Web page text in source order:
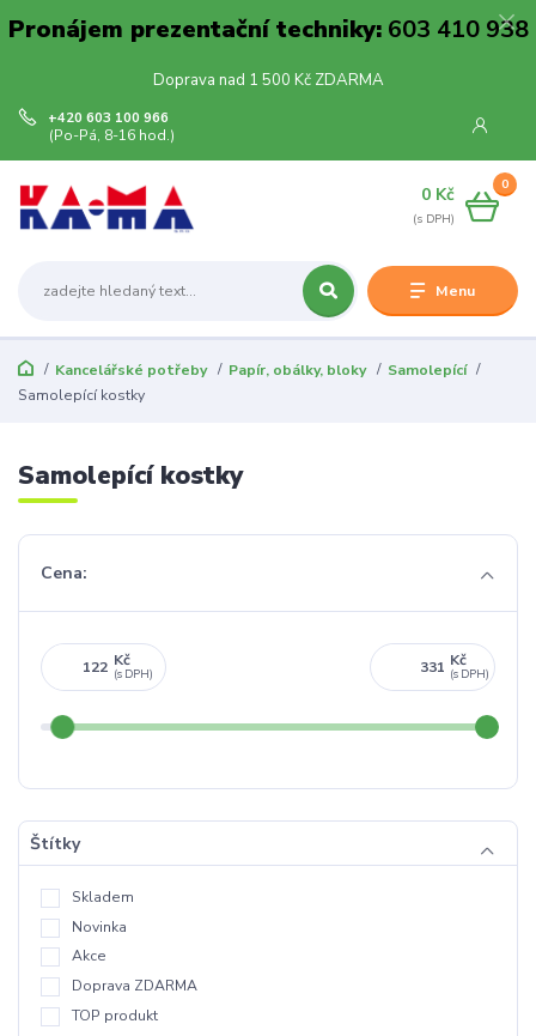
Pronájem prezentační techniky:603 410 938
Doprava nad 1 500 Kč ZDARMA
Menu
+420 603 100 966
(Po-Pá, 8-16 hod.)
0
0 Kč
Kancelářské potřeby Papír, obálky, bloky
Samolepící
Samolepící kostky
Samolepící kostky
Cena:
Kč Kč
Štítky
Skladem
Novinka
Akce
Doprava ZDARMA
TOP produkt